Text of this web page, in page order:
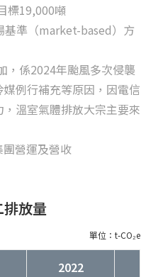
標19,000噸
基準（market-based）方
，係2024年颱風多次侵襲
例行補充等原因，因電信
溫室氣體排放大宗主要來
營運及營收
放量
單位：t-CO₂e
2022